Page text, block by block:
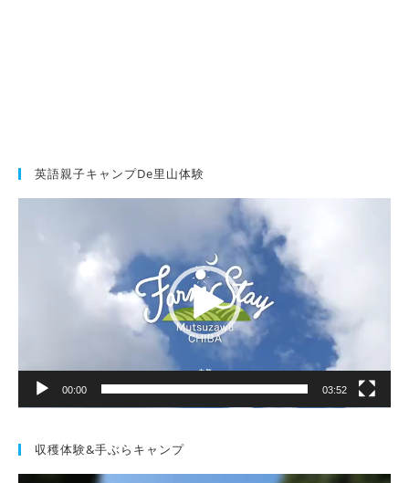
英語親子キャンプde里山体験
00:00 03:52
収穫体験&手ぶらキャンプ